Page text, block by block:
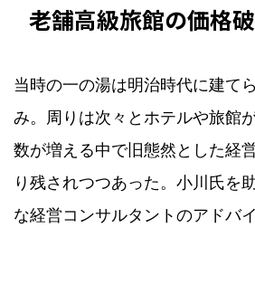
老舗高級旅館の価格
当時の一の湯は明治時代に建て
み。周りは次々とホテルや旅館
数が増える中で旧態然とした経
り残されつつあった。小川氏を
な経営コンサルタントのアドバ